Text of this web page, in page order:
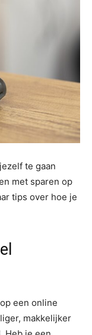
te gaan
met sparen op
tips over hoe je
een online
makkelijker